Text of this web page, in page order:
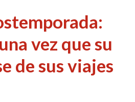
vez que su
de sus viajes